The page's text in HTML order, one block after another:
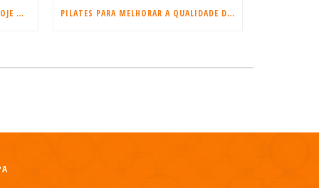
COMEÇE A TREINAR MUSCULAÇÃO HOJE MESMO! PILATES PARA MELHORAR A QUALIDADE DO SONO E REDUZIR O ESTRESSE